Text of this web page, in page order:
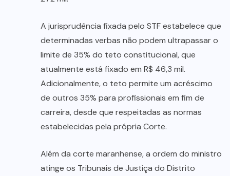
A jurisprudência fixada pelo STF estabelece que
determinadas verbas não podem ultrapassar o
limite de 35% do teto constitucional, que
atualmente está fixado em R$ 46,3 mil.
Adicionalmente, o teto permite um acréscimo
de outros 35% para profissionais em fim de
carreira, desde que respeitadas as normas
estabelecidas pela própria Corte.
Além da corte maranhense, a ordem do ministro
atinge os Tribunais de Justiça do Distrito